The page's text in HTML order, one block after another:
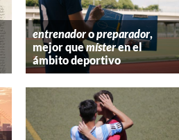
entrenadoropreparador,
mejor quemísteren el
ámbito deportivo